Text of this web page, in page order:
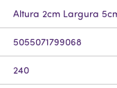
Altura 2cm Largura
5055071799068
240